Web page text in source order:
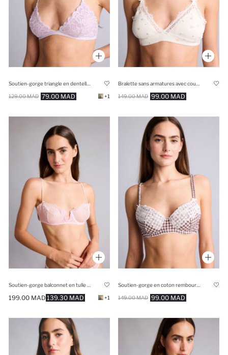
79.00 MAD
129.00 MAD +1 99.00 MAD
149.00 MAD
139.30 MAD
199.00 MAD +1 99.00 MAD
149.00 MAD